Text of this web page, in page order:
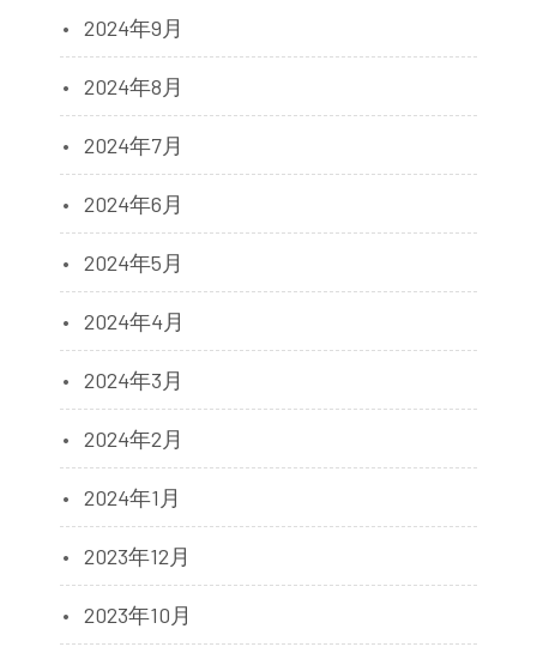
2024年9月
2024年8月
2024年7月
2024年6月
2024年5月
2024年4月
2024年3月
2024年2月
2024年1月
2023年12月
2023年10月